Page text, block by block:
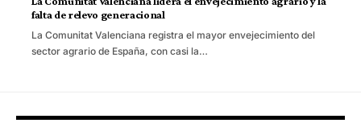
falta de relevo generacional
La Comunitat Valenciana registra el mayor envejecimiento del
sector agrario de España, con casi la…